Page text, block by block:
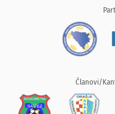
Članovi/